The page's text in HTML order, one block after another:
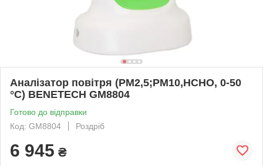
Аналізатор повітря (PM2,5;PM10,HCHO, 0-50
°C) BENETECH GM8804
Готово до відправки
Код: GM8804
Роздріб
6 945 ₴